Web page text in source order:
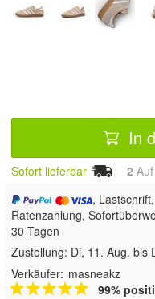
In
Sofort lieferbar 2
,
Ratenzahlung,
30 Tagen
Zustellung: Di, 11. Aug. bis
Verkäufer: masneakz
99%